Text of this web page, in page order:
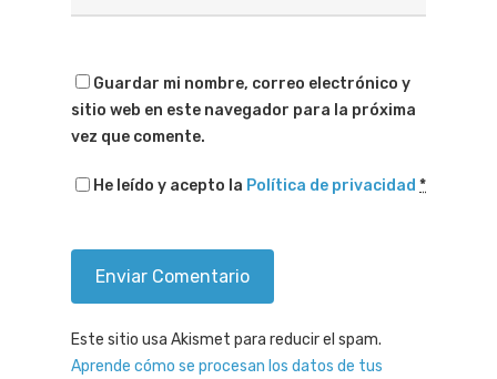
Guardar mi nombre, correo electrónico y
sitio web en este navegador para la próxima
vez que comente.
He leído y acepto la Política de privacidad *
Este sitio usa Akismet para reducir el spam.
Aprende cómo se procesan los datos de tus